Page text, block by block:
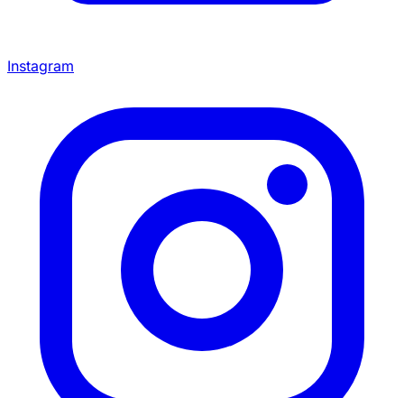
Instagram